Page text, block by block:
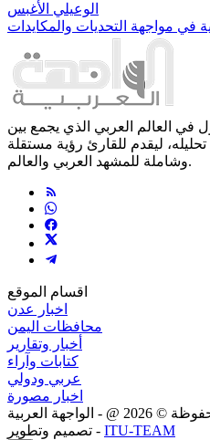
الوعيلي الأغبس
في مواجهة التحديات والمكايدات
في العالم العربي الذي يجمع بين
ليقدم للقارئ رؤية مستقلة
وشاملة للمشهد العربي والعالم.
اقسام الموقع
اخبار عدن
محافظات اليمن
أخبار وتقارير
كتابات وآراء
عربي ودولي
اخبار مصورة
©
2026 @ - الواجهة العربية
تصميم وتطوير - ITU-TEAM